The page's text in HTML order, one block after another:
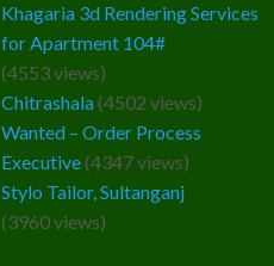
Khagaria 3d Rendering Services
for Apartment 104#
(4553 views)
Chitrashala(4502 views)
Wanted – Order Process
Executive(4347 views)
Stylo Tailor, Sultanganj
(3960 views)